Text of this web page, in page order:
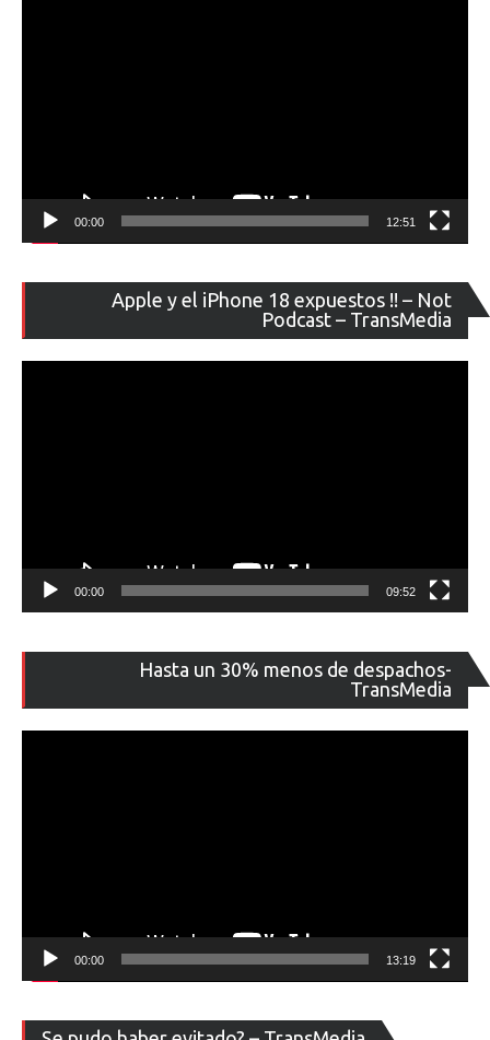
00:00 12:51
Apple y el iPhone 18 expuestos !! – Not
Podcast – TransMedia
de
00:00 09:52
Hasta un 30% menos de despachos-
TransMedia
de
00:00 13:19